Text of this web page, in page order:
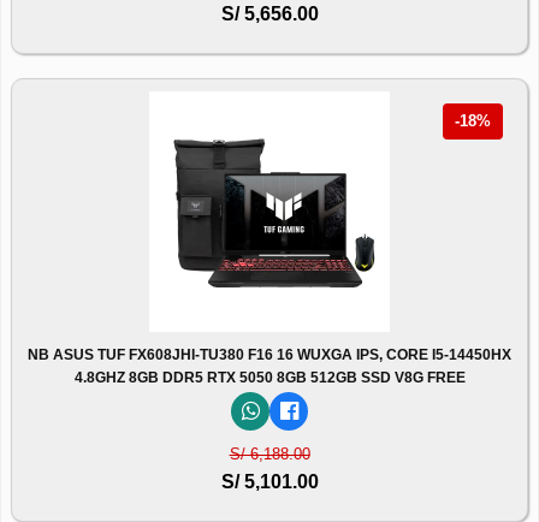
S/ 5,656.00
-18%
NB ASUS TUF FX608JHI-TU380 F16 16 WUXGA IPS, CORE I5-14450HX
4.8GHZ 8GB DDR5 RTX 5050 8GB 512GB SSD V8G FREE
S/ 6,188.00
S/ 5,101.00